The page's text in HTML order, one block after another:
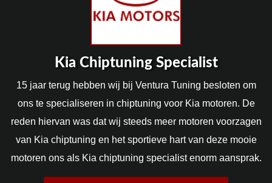
Kia Chiptuning Specialist
15 jaar terug hebben wij bij Ventura Tuning besloten om
ons te specialiseren in chiptuning voor Kia motoren. De
reden hiervan was dat wij steeds meer motoren voorzagen
van Kia chiptuning en het sportieve hart van deze mooie
motoren ons als Kia chiptuning specialist enorm aansprak.